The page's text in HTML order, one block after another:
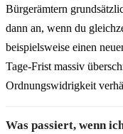
Bürgerämtern
dann an, wenn du
beispielsweise einen
Tage-Frist massiv
Ordnungswidrigkeit
Was passiert, wenn